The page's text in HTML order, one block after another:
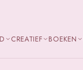
CREATIEF BOEKEN